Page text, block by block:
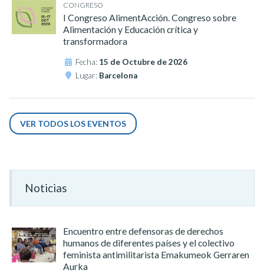
CONGRESO
I Congreso AlimentAcción. Congreso sobre
Alimentación y Educación crítica y
transformadora
Fecha: 15 de Octubre de 2026
Lugar: Barcelona
VER TODOS LOS EVENTOS
Noticias
Encuentro entre defensoras de derechos
humanos de diferentes países y el colectivo
feminista antimilitarista Emakumeok Gerraren
Aurka